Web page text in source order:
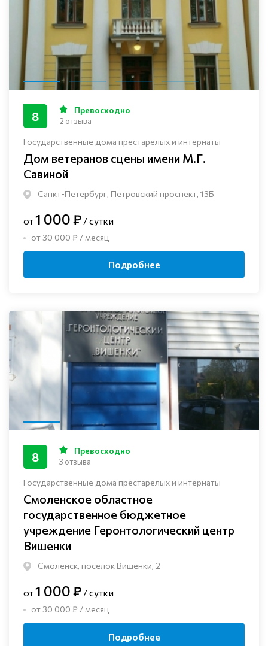
Государственные дома престарелых и интернаты
Дом ветеранов сцены имени М.Г.
Савиной
Санкт-Петербург, Петровский проспект, 13Б
8 Превосходно
2 отзыва
от1 000 ₽ / сутки
от 30 000 ₽ / месяц
Подробнее
Государственные дома престарелых и интернаты
Смоленское областное
государственное бюджетное
учреждение Геронтологический центр
Вишенки
Смоленск, поселок Вишенки, 2
8 Превосходно
3 отзыва
от1 000 ₽ / сутки
от 30 000 ₽ / месяц
Подробнее